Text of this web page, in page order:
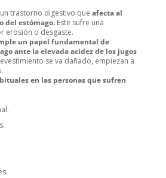
trastorno digestivo que afecta al
del estómago.Este sufre una
erosión o desgaste.
un papel fundamental de
ante la elevada acidez de los jugos
se va dañado, empiezan a
en las personas que sufren